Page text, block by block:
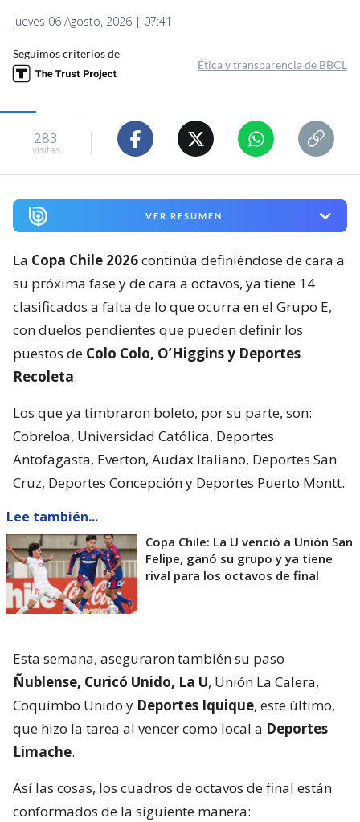
Jueves 06 Agosto, 2026 | 07:41
Seguimos criterios de
Ética y transparencia de BBCL
283
visitas
VER RESUMEN
La Copa Chile 2026continúa definiéndose de cara a
su próxima fase y de cara a octavos, ya tiene 14
clasificados a falta de lo que ocurra en el Grupo E,
con duelos pendientes que pueden definir los
puestos de Colo Colo, O’Higgins y Deportes
Recoleta.
Los que ya timbraron boleto, por su parte, son:
Cobreloa, Universidad Católica, Deportes
Antofagasta, Everton, Audax Italiano, Deportes San
Cruz, Deportes Concepción y Deportes Puerto Montt.
Lee también...
Copa Chile: La U venció a Unión San
Felipe, ganó su grupo y ya tiene
rival para los octavos de final
Esta semana, aseguraron también su paso
Ñublense, Curicó Unido, La U, Unión La Calera,
Coquimbo Unido y Deportes Iquique, este último,
que hizo la tarea al vencer como local a Deportes
Limache.
Así las cosas, los cuadros de octavos de final están
conformados de la siguiente manera: